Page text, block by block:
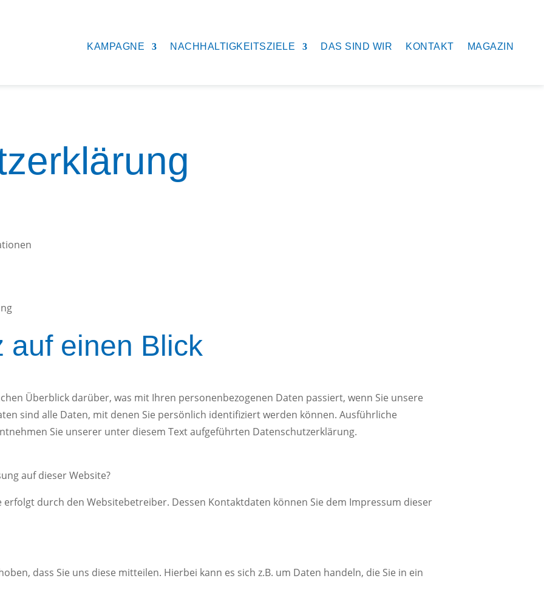
KAMPAGNE NACHHALTIGKEITSZIELE DAS SIND WIR KONTAKT MAGAZIN
auf einen Blick
Überblick darüber, was mit Ihren personenbezogenen Daten passiert, wenn Sie unsere
sind alle Daten, mit denen Sie persönlich identifiziert werden können. Ausführliche
Sie unserer unter diesem Text aufgeführten Datenschutzerklärung.
auf dieser Website?
durch den Websitebetreiber. Dessen Kontaktdaten können Sie dem Impressum dieser
dass Sie uns diese mitteilen. Hierbei kann es sich z.B. um Daten handeln, die Sie in ein